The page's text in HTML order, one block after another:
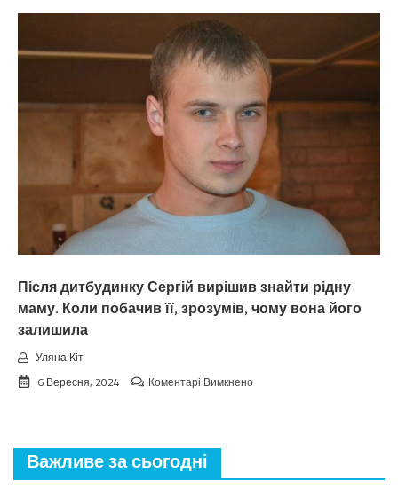
сам
та
виростив
доньку,
вона
тепер
про
мене
і
не
згадує.
Після дитбудинку Сергій вирішив знайти рідну
маму. Коли побачив її, зрозумів, чому вона його
залишила
Уляна Кіт
6 Вересня, 2024
Коментарі Вимкненодо
рідну
Важливе за сьогодні